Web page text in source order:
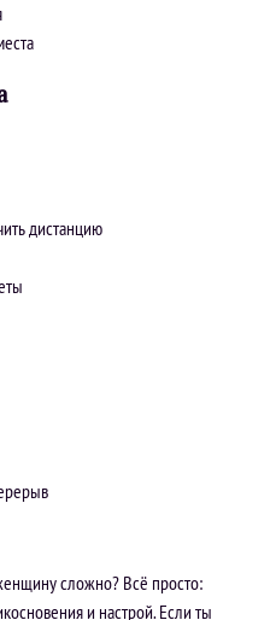
дистанцию
сложно? Всё просто:
и настрой. Если ты